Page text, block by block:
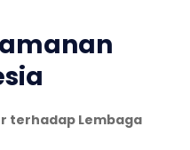
terhadap Lembaga